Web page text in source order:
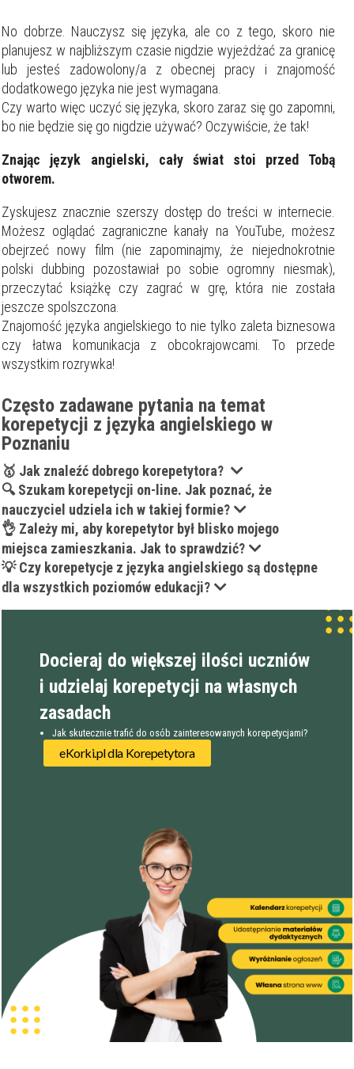
No dobrze. Nauczysz się języka, ale co z tego, skoro nie
planujesz w najbliższym czasie nigdzie wyjeżdżać za granicę
lub jesteś zadowolony/a z obecnej pracy i znajomość
dodatkowego języka nie jest wymagana.
Czy warto więc uczyć się języka, skoro zaraz się go zapomni,
bo nie będzie się go nigdzie używać? Oczywiście, że tak!
Znając język angielski, cały świat stoi przed Tobą
otworem.
Zyskujesz znacznie szerszy dostęp do treści w internecie.
Możesz oglądać zagraniczne kanały na YouTube, możesz
obejrzeć nowy film (nie zapominajmy, że niejednokrotnie
polski dubbing pozostawiał po sobie ogromny niesmak),
przeczytać książkę czy zagrać w grę, która nie została
jeszcze spolszczona.
Znajomość języka angielskiego to nie tylko zaleta biznesowa
czy łatwa komunikacja z obcokrajowcami.
To przede
wszystkim rozrywka!
Często zadawane pytania na temat
korepetycji z języka angielskiego w
Poznaniu
🥇 Jak znaleźć dobrego korepetytora?
🔍 Szukam korepetycji on-line. Jak poznać, że
nauczyciel udziela ich w takiej formie?
👌 Zależy mi, aby korepetytor był blisko mojego
miejsca zamieszkania. Jak to sprawdzić?
💡 Czy korepetycje z języka angielskiego są dostępne
dla wszystkich poziomów edukacji?
Docieraj do większej ilości uczniów
i udzielaj korepetycji na własnych
zasadach
Jak skutecznie trafić do osób zainteresowanych korepetycjami?
eKorki.pl dla Korepetytora